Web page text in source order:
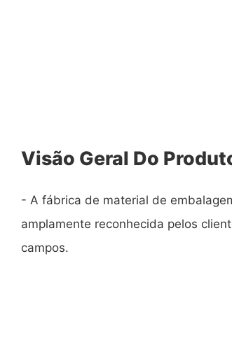
Visão Geral Do
- A fábrica de material de
amplamente reconhecida pelos
campos.